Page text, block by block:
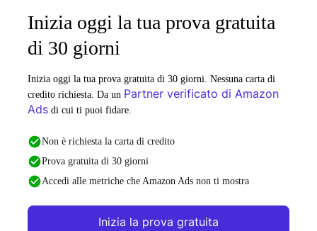
Inizia oggi la tua prova gratuita
di 30 giorni
Inizia oggi la tua prova gratuita di 30 giorni. Nessuna carta di
credito richiesta. Da un Partner verificato di Amazon
Ads di cui ti puoi fidare.
Non è richiesta la carta di credito
Prova gratuita di 30 giorni
Accedi alle metriche che Amazon Ads non ti mostra
Inizia la prova gratuita